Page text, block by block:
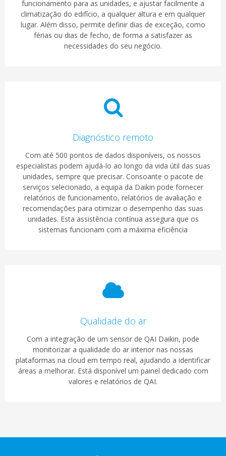
funcionamento para as unidades, e ajustar facilmente a
climatização do edifício, a qualquer altura e em qualquer
lugar. Além disso, permite definir dias de exceção, como
férias ou dias de fecho, de forma a satisfazer as
necessidades do seu negócio.
Diagnóstico remoto
Com até 500 pontos de dados disponíveis, os nossos
especialistas podem ajudá-lo ao longo da vida útil das suas
unidades, sempre que precisar. Consoante o pacote de
serviços selecionado, a equipa da Daikin pode fornecer
relatórios de funcionamento, relatórios de avaliação e
recomendações para otimizar o desempenho das suas
unidades. Esta assistência contínua assegura que os
sistemas funcionam com a máxima eficiência
Qualidade do ar
Com a integração de um sensor de QAI Daikin, pode
monitorizar a qualidade do ar interior nas nossas
plataformas na cloud em tempo real, ajudando a identificar
áreas a melhorar. Está disponível um painel dedicado com
valores e relatórios de QAI.